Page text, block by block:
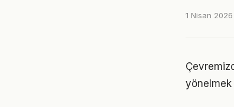
1 Nisan 2026
yönelmek